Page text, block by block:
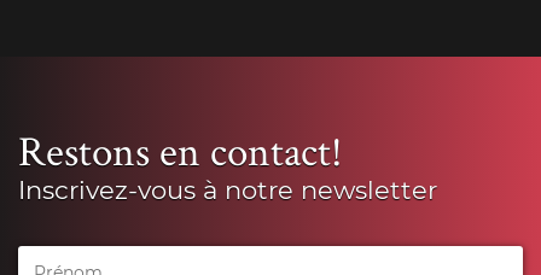
Restons en contact!
Inscrivez-vous à notre newsletter